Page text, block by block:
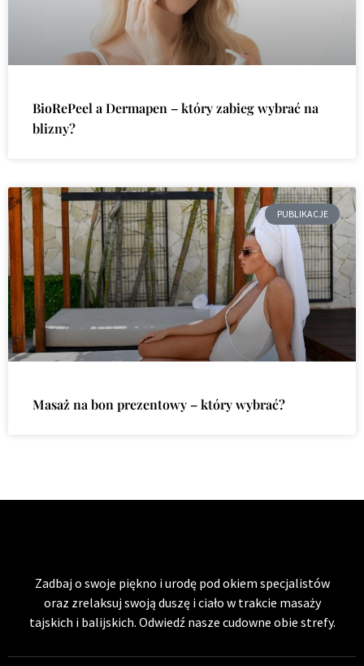
BioRePeel a Dermapen – który zabieg wybrać na
blizny?
PUBLIKACJE
Masaż na bon prezentowy – który wybrać?
Zadbaj o swoje piękno i urodę pod okiem specjalistów
oraz zrelaksuj swoją duszę i ciało w trakcie masaży
tajskich i balijskich. Odwiedź nasze cudowne obie strefy.